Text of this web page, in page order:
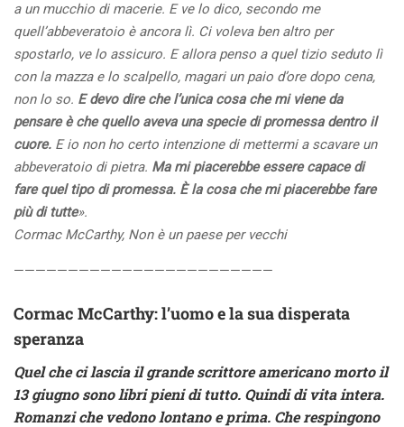
a un mucchio di macerie. E ve lo dico, secondo me
quell’abbeveratoio è ancora lì. Ci voleva ben altro per
spostarlo, ve lo assicuro. E allora penso a quel tizio seduto lì
con la mazza e lo scalpello, magari un paio d’ore dopo cena,
non lo so. E devo dire che l’unica cosa che mi viene da
pensare è che quello aveva una specie di promessa dentro il
cuore. E io non ho certo intenzione di mettermi a scavare un
abbeveratoio di pietra. Ma mi piacerebbe essere capace di
fare quel tipo di promessa. È la cosa che mi piacerebbe fare
più di tutte».
Cormac McCarthy, Non è un paese per vecchi
————————————————————————
Cormac McCarthy: l’uomo e la sua disperata
speranza
Quel che ci lascia il grande scrittore americano morto il
13 giugno sono libri pieni di tutto. Quindi di vita intera.
Romanzi che vedono lontano e prima. Che respingono